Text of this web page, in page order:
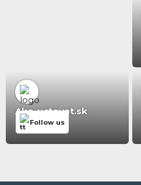
Ako-uctovat.sk
Follow us